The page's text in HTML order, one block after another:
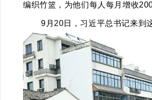
编织竹篮，为他们每人每月增收
9月20日，习近平总书记来到